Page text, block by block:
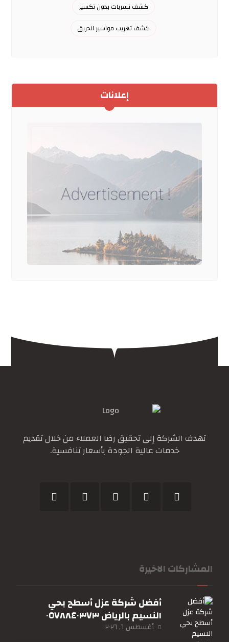
كشف تسربات بدون تكسير
كشف تهريب مواسير الحريق
إعلانات
تهدف الشركة إلى تحقيق رضا العملاء من خلال تقديم
خدمات عالية الجودة بأسعار تنافسية.
المشاركات الاخيرة
أفضل شركة عزل أسطح بحي
النسيم بالرياض ٠٥٧٨٨٤٠٣٧٣
أغسطس ٦, ٢٠٢٦